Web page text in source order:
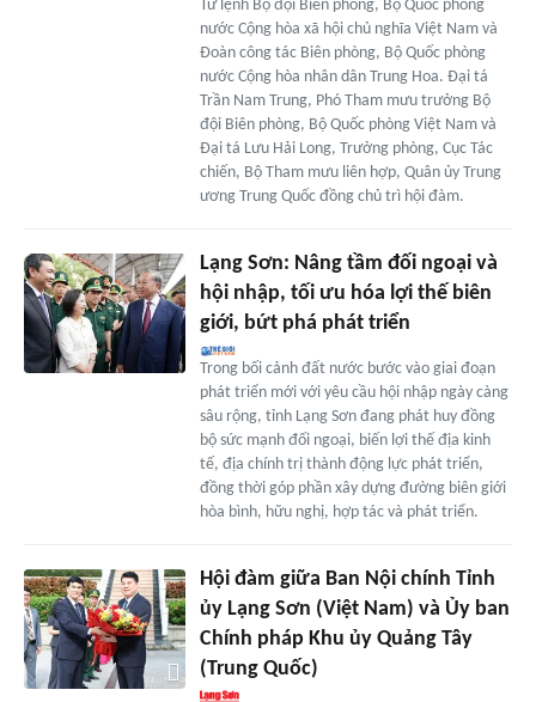
Tư lệnh Bộ đội Biên phòng, Bộ Quốc phòng
nước Cộng hòa xã hội chủ nghĩa Việt Nam và
Đoàn công tác Biên phòng, Bộ Quốc phòng
nước Cộng hòa nhân dân Trung Hoa. Đại tá
Trần Nam Trung, Phó Tham mưu trưởng Bộ
đội Biên phòng, Bộ Quốc phòng Việt Nam và
Đại tá Lưu Hải Long, Trưởng phòng, Cục Tác
chiến, Bộ Tham mưu liên hợp, Quân ủy Trung
ương Trung Quốc đồng chủ trì hội đàm.
Lạng Sơn: Nâng tầm đối ngoại và
hội nhập, tối ưu hóa lợi thế biên
giới, bứt phá phát triển
Trong bối cảnh đất nước bước vào giai đoạn
phát triển mới với yêu cầu hội nhập ngày càng
sâu rộng, tỉnh Lạng Sơn đang phát huy đồng
bộ sức mạnh đối ngoại, biến lợi thế địa kinh
tế, địa chính trị thành động lực phát triển,
đồng thời góp phần xây dựng đường biên giới
hòa bình, hữu nghị, hợp tác và phát triển.
Hội đàm giữa Ban Nội chính Tỉnh
ủy Lạng Sơn (Việt Nam) và Ủy ban
Chính pháp Khu ủy Quảng Tây
(Trung Quốc)